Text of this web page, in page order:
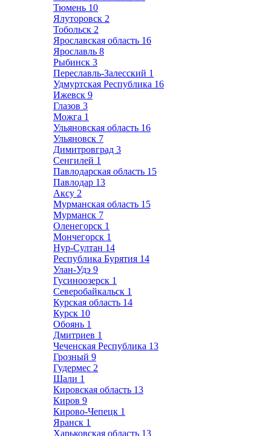
Тюмень 10
Ялуторовск 2
Тобольск 2
Ярославская область 16
Ярославль 8
Рыбинск 3
Переславль-Залесский 1
Удмуртская Республика 16
Ижевск 9
Глазов 3
Можга 1
Ульяновская область 16
Ульяновск 7
Димитровград 3
Сенгилей 1
Павлодарская область 15
Павлодар 13
Аксу 2
Мурманская область 15
Мурманск 7
Оленегорск 1
Мончегорск 1
Нур-Султан 14
Республика Бурятия 14
Улан-Удэ 9
Гусиноозерск 1
Северобайкальск 1
Курская область 14
Курск 10
Обоянь 1
Дмитриев 1
Чеченская Республика 13
Грозный 9
Гудермес 2
Шали 1
Кировская область 13
Киров 9
Кирово-Чепецк 1
Яранск 1
Харьковская область 13